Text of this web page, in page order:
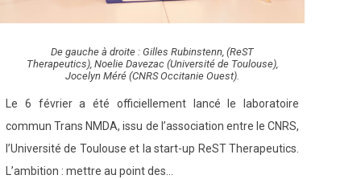
De gauche à droite : Gilles Rubinstenn, (ReST
Therapeutics), Noelie Davezac (Université de Toulouse),
Jocelyn Méré (CNRS Occitanie Ouest).
Le 6 février a été officiellement lancé le laboratoire
commun Trans NMDA, issu de l’association entre le CNRS,
l’Université de Toulouse et la start-up ReST Therapeutics.
L’ambition : mettre au point des…